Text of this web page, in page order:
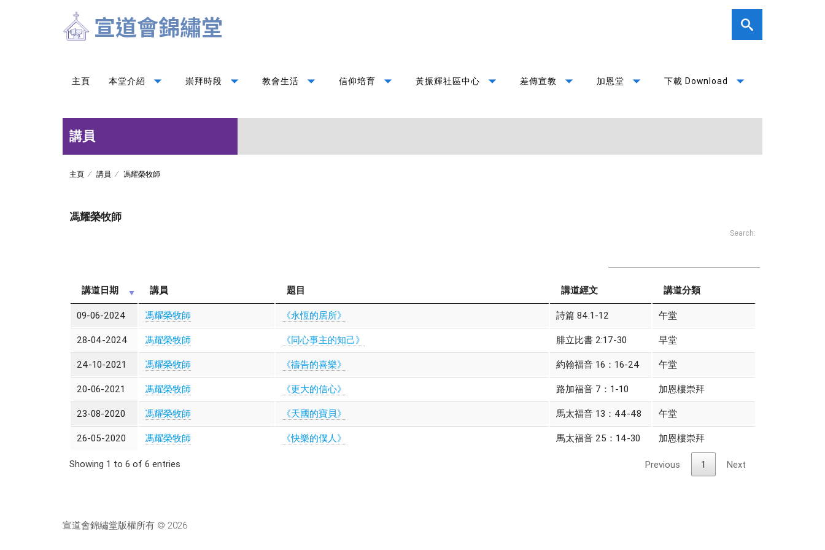
主頁 本堂介紹 arrow_drop_down 崇拜時段 arrow_drop_down 教會生活 arrow_drop_down 信仰培育 arrow_drop_down 黃振輝社區中心 arrow_drop_down 差傳宣教 arrow_drop_down 加恩堂 arrow_drop_down 下載 Download arrow_drop_down
講員
主頁 講員 馮耀榮牧師
馮耀榮牧師
Search:
講道日期 講員 題目 講道經文 講道分類
09-06-2024 馮耀榮牧師 《永恆的居所》 詩篇 84:1-12 午堂
28-04-2024 馮耀榮牧師 《同心事主的知己》 腓立比書 2:17-30 早堂
24-10-2021 馮耀榮牧師 《禱告的喜樂》 約翰福音 16：16-24 午堂
20-06-2021 馮耀榮牧師 《更大的信心》 路加福音 7：1-10 加恩樓崇拜
23-08-2020 馮耀榮牧師 《天國的寶貝》 馬太福音 13：44-48 午堂
26-05-2020 馮耀榮牧師 《快樂的僕人》 馬太福音 25：14-30 加恩樓崇拜
Showing 1 to 6 of 6 entries Previous 1 Next
宣道會錦繡堂版權所有 © 2026